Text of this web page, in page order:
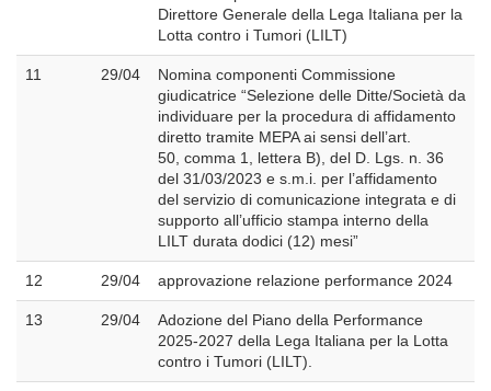
Direttore Generale della Lega Italiana per la
Lotta contro i Tumori (LILT)
11 29/04
Nomina componenti Commissione
giudicatrice “Selezione delle Ditte/Società da
individuare per la procedura di affidamento
diretto tramite MEPA ai sensi dell’art.
50, comma 1, lettera B), del D. Lgs. n. 36
del 31/03/2023 e s.m.i. per l’affidamento
del servizio di comunicazione integrata e di
supporto all’ufficio stampa interno della
LILT durata dodici (12) mesi”
12 29/04 approvazione relazione performance 2024
13 29/04
Adozione del Piano della Performance
2025-2027 della Lega Italiana per la Lotta
contro i Tumori (LILT).